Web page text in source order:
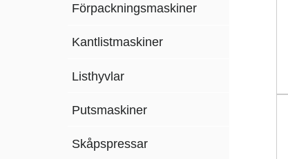
Förpackningsmaskiner
Kantlistmaskiner
Listhyvlar
Putsmaskiner
Skåpspressar